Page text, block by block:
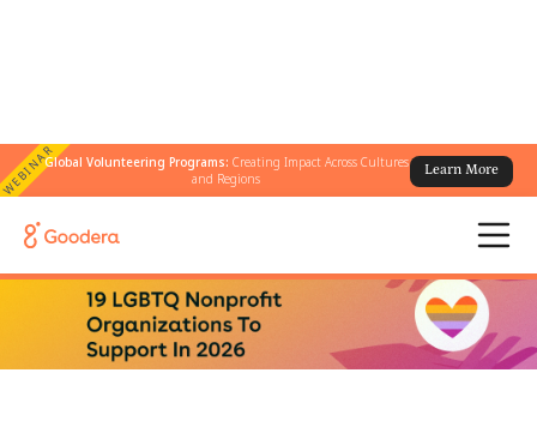
WEBINARGlobal Volunteering Programs: Creating Impact Across Cultures
and Regions
Learn More
← Alle Blogs
werden sollen